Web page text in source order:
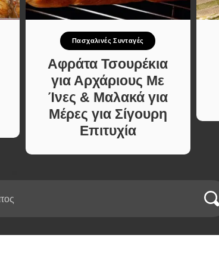
Πασχαλινές Συνταγές
Αφράτα Τσουρέκια
για Αρχάριους Με
Ίνες & Μαλακά για
Μέρες για Σίγουρη
Επιτυχία